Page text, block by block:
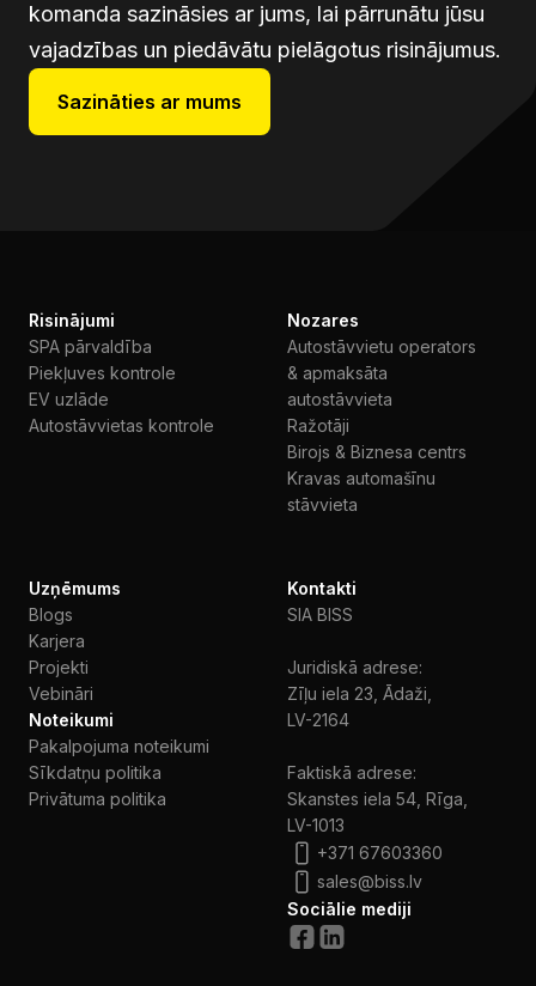
komanda sazināsies ar jums, lai pārrunātu jūsu
vajadzības un piedāvātu pielāgotus risinājumus.
Sazināties ar mums
Risinājumi
SPA pārvaldība
Piekļuves kontrole
EV uzlāde
Autostāvvietas kontrole
Nozares
Autostāvvietu operators
& apmaksāta
autostāvvieta
Ražotāji
Birojs & Biznesa centrs
Kravas automašīnu
stāvvieta
Uzņēmums
Blogs
Karjera
Projekti
Vebināri
Noteikumi
Pakalpojuma noteikumi
Sīkdatņu politika
Privātuma politika
Kontakti
SIA BISS
Juridiskā adrese:
Zīļu iela 23, Ādaži,
LV-2164
Faktiskā adrese:
Skanstes iela 54, Rīga,
LV-1013
+371 67603360
sales@biss.lv
Sociālie mediji